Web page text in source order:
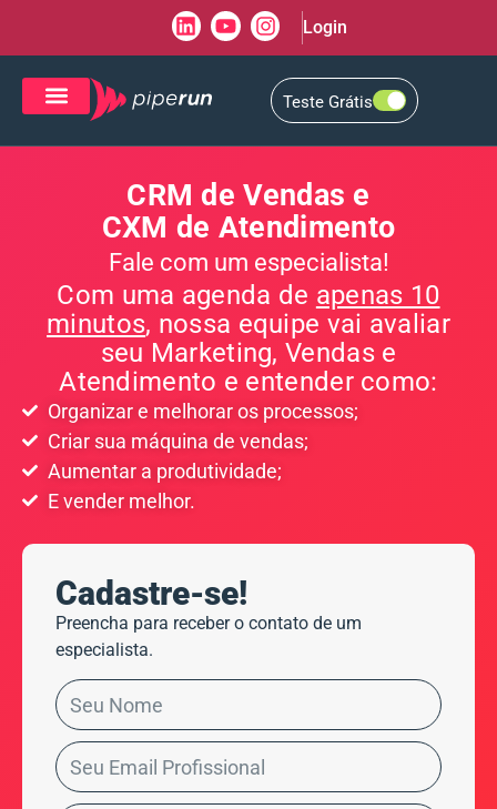
Login
Teste Grátis
CRM de Vendas e
CXM de Atendimento
Fale com um especialista!
Com uma agenda de apenas 10
minutos, nossa equipe vai avaliar
seu Marketing, Vendas e
Atendimento e entender como:
Organizar e melhorar os processos;
Criar sua máquina de vendas;
Aumentar a produtividade;
E vender melhor.
Cadastre-se!
Preencha para receber o contato de um
especialista.